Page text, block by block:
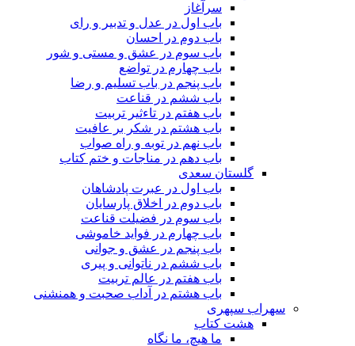
سرآغاز
باب اول در عدل و تدبیر و رای
باب دوم در احسان
باب سوم در عشق و مستی و شور
باب چهارم در تواضع
باب پنجم در باب تسلیم و رضا
باب ششم در قناعت
باب هفتم در تاءثیر تربیت
باب هشتم در شکر بر عافیت
باب نهم در توبه و راه صواب
باب دهم در مناجات و ختم کتاب
گلستان سعدی
باب اول در عبرت پادشاهان
باب دوم در اخلاق پارسایان
باب سوم در فضیلت قناعت
باب چهارم در فواید خاموشى
باب پنجم در عشق و جوانى
باب ششم در ناتوانى و پیرى
باب هفتم در عالم تربیت
باب هشتم در آداب صحبت و همنشنى
سهراب سپهری
هشت کتاب
ما هیچ، ما نگاه